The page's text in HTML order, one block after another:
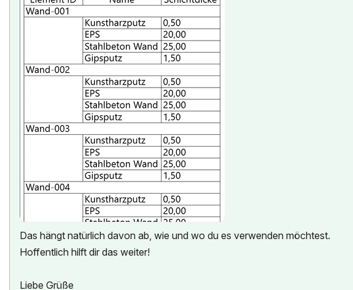
Das hängt natürlich davon ab, wie und wo du es verwenden möchtest.
Hoffentlich hilft dir das weiter!
Liebe Grüße